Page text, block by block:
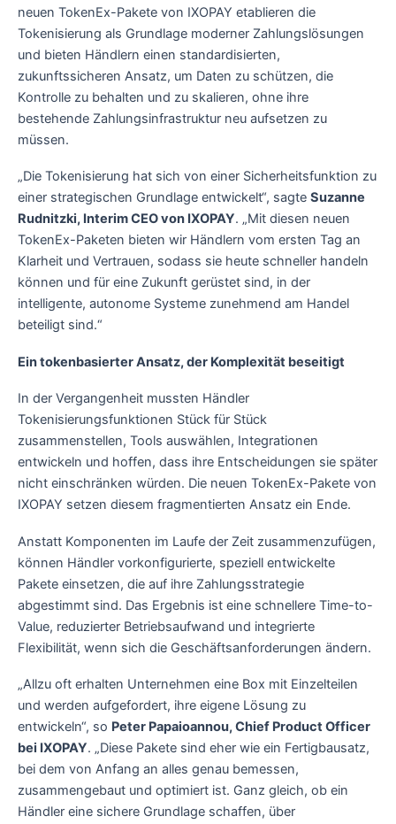
neuen TokenEx-Pakete von IXOPAY etablieren die
Tokenisierung als Grundlage moderner Zahlungslösungen
und bieten Händlern einen standardisierten,
zukunftssicheren Ansatz, um Daten zu schützen, die
Kontrolle zu behalten und zu skalieren, ohne ihre
bestehende Zahlungsinfrastruktur neu aufsetzen zu
müssen.
„Die Tokenisierung hat sich von einer Sicherheitsfunktion zu
einer strategischen Grundlage entwickelt“, sagte Suzanne
Rudnitzki, Interim CEO von IXOPAY. „Mit diesen neuen
TokenEx-Paketen bieten wir Händlern vom ersten Tag an
Klarheit und Vertrauen, sodass sie heute schneller handeln
können und für eine Zukunft gerüstet sind, in der
intelligente, autonome Systeme zunehmend am Handel
beteiligt sind.“
Ein tokenbasierter Ansatz, der Komplexität beseitigt
In der Vergangenheit mussten Händler
Tokenisierungsfunktionen Stück für Stück
zusammenstellen, Tools auswählen, Integrationen
entwickeln und hoffen, dass ihre Entscheidungen sie später
nicht einschränken würden. Die neuen TokenEx-Pakete von
IXOPAY setzen diesem fragmentierten Ansatz ein Ende.
Anstatt Komponenten im Laufe der Zeit zusammenzufügen,
können Händler vorkonfigurierte, speziell entwickelte
Pakete einsetzen, die auf ihre Zahlungsstrategie
abgestimmt sind. Das Ergebnis ist eine schnellere Time-to-
Value, reduzierter Betriebsaufwand und integrierte
Flexibilität, wenn sich die Geschäftsanforderungen ändern.
„Allzu oft erhalten Unternehmen eine Box mit Einzelteilen
und werden aufgefordert, ihre eigene Lösung zu
entwickeln“, so Peter Papaioannou, Chief Product Officer
bei IXOPAY. „Diese Pakete sind eher wie ein Fertigbausatz,
bei dem von Anfang an alles genau bemessen,
zusammengebaut und optimiert ist. Ganz gleich, ob ein
Händler eine sichere Grundlage schaffen, über